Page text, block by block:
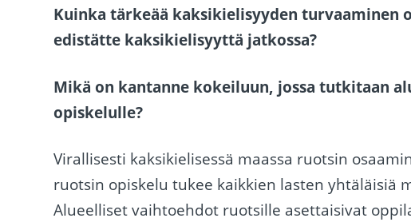
Kuinka tärkeää kaksikielisyyden turvaaminen
edistätte kaksikielisyyttä jatkossa?
Mikä on kantanne kokeiluun, jossa tutkitaan
opiskelulle?
Virallisesti kaksikielisessä maassa ruotsin
ruotsin opiskelu tukee kaikkien lasten yhtäläisiä
Alueelliset vaihtoehdot ruotsille asettaisivat